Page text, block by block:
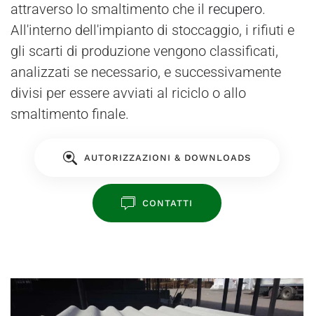
attraverso lo smaltimento che il recupero.
All'interno dell'impianto di stoccaggio, i rifiuti e
gli scarti di produzione vengono classificati,
analizzati se necessario, e successivamente
divisi per essere avviati al riciclo o allo
smaltimento finale.
AUTORIZZAZIONI & DOWNLOADS
CONTATTI